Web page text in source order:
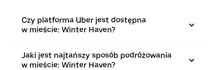
Czy platforma Uber jest dostępna
w mieście: Winter Haven?
Jaki jest najtańszy sposób podróżowania
w mieście: Winter Haven?